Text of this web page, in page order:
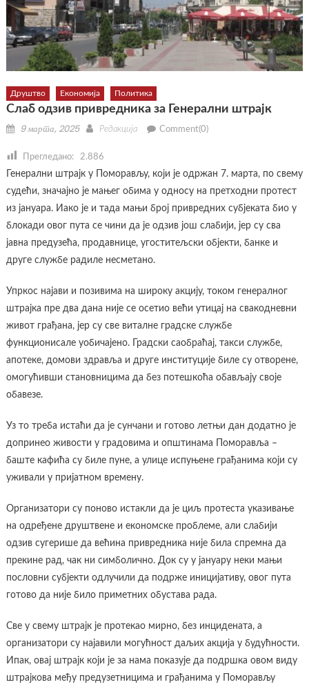
Друштво Економија Политика
Слаб одзив привредника за Генерални штрајк
Posted
9 марта, 2025 Author
Редакција Comment(0)
Прегледано: 2.886
Генерални штрајк у Поморављу, који је одржан 7. марта, по свему
судећи, значајно је мањег обима у односу на претходни протест
из јануара. Иако је и тада мањи број привредних субјеката био у
блокади овог пута се чини да је одзив још слабији, јер су сва
јавна предузећа, продавнице, угоститељски објекти, банке и
друге службе радиле несметано.
Упркос најави и позивима на широку акцију, током генералног
штрајка пре два дана није се осетио већи утицај на свакодневни
живот грађана, јер су све виталне градске службе
функционисале уобичајено. Градски саобраћај, такси службе,
апотеке, домови здравља и друге институције биле су отворене,
омогућивши становницима да без потешкоћа обављају своје
обавезе.
Уз то треба истаћи да је сунчани и готово летњи дан додатно је
допринео живости у градовима и општинама Поморавља –
баште кафића су биле пуне, а улице испуњене грађанима који су
уживали у пријатном времену.
Организатори су поново истакли да је циљ протеста указивање
на одређене друштвене и економске проблеме, али слабији
одзив сугерише да већина привредника није била спремна да
прекине рад, чак ни симболично. Док су у јануару неки мањи
пословни субјекти одлучили да подрже иницијативу, овог пута
готово да није било приметних обустава рада.
Све у свему штрајк је протекао мирно, без инцидената, а
организатори су најавили могућност даљих акција у будућности.
Ипак, овај штрајк који је за нама показује да подршка овом виду
штрајкова међу предузетницима и грађанима у Поморављу